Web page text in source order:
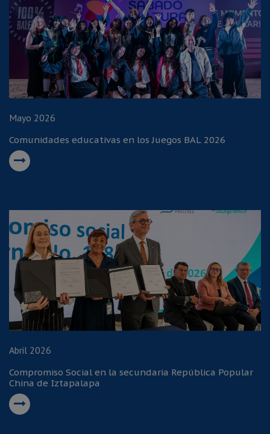
Mayo 2026
Comunidades educativas en los Juegos BAL 2026
Abril 2026
Compromiso Social en la secundaria República Popular
China de Iztapalapa